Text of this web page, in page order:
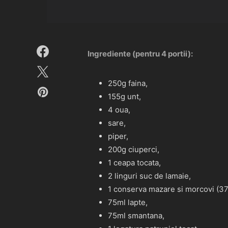
Ingrediente (pentru 4 portii):
250g faina,
155g unt,
4 oua,
sare,
piper,
200g ciuperci,
1 ceapa tocata,
2 linguri suc de lamaie,
1 conserva mazare si morcovi
75ml lapte,
75ml smantana,